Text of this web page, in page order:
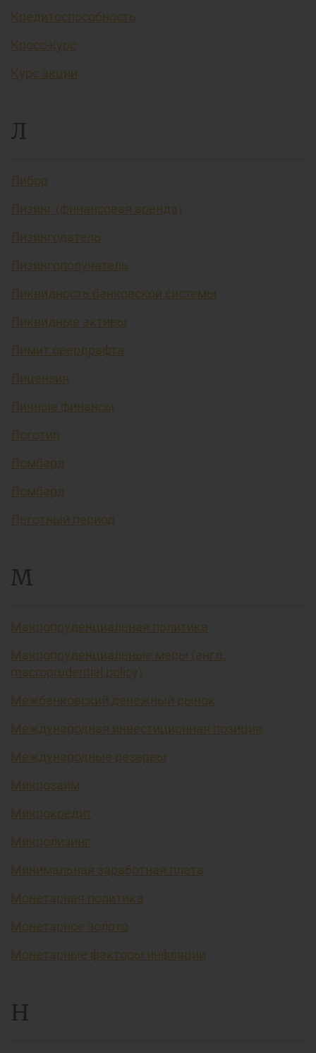
Кредитоспособность
Кросс-курс
Курс акции
Л
Либор
Лизинг (финансовая аренда)
Лизингодатель
Лизингополучатель
Ликвидность банковской системы
Ликвидные активы
Лимит овердрафта
Лицензия
Личные финансы
Логотип
Ломбард
Ломбард
Льготный период
М
Макропруденциальная политика
Макропруденциальные меры (англ.
macroprudential policy)
Межбанковский денежный рынок
Международная инвестиционная позиция
Международные резервы
Микрозайм
Микрокредит
Микролизинг
Минимальная заработная плата
Монетарная политика
Монетарное золото
Монетарные факторы инфляции
Н